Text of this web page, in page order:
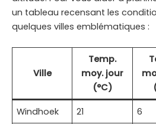
un tableau recensant les
quelques villes emblématiques :
Ville
Temp.
moy. jour
(°C)
Windhoek 21 6